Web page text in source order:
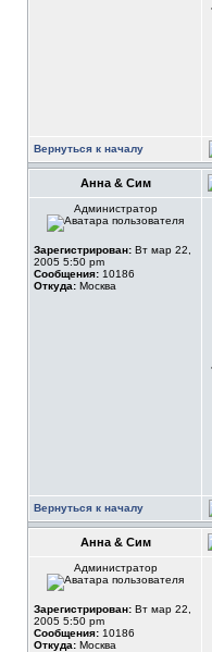
Вернуться к началу
Анна & Сим
Администратор
Зарегистрирован: Вт мар 22,
2005 5:50 pm
Сообщения: 10186
Откуда: Москва
Вернуться к началу
Анна & Сим
Администратор
Зарегистрирован: Вт мар 22,
2005 5:50 pm
Сообщения: 10186
Откуда: Москва